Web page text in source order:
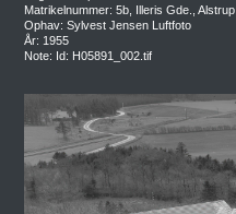
Matrikelnummer: 5b, Illeris Gde., Alstrup
Ophav: Sylvest Jensen Luftfoto
År: 1955
Note: Id: H05891_002.tif